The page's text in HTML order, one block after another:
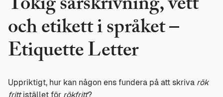
och etikett i språket –
Etiquette Letter
Uppriktigt, hur kan någon ens fundera på att skriva rök
frittistället för rökfritt?